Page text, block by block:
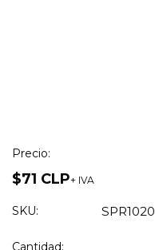
Precio:
$71 CLP+ IVA
SKU: SPR1020
Cantidad: